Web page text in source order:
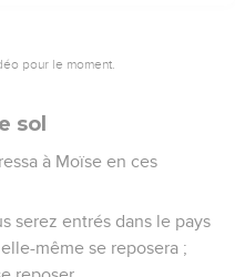
villes ne pourront pas être
de toi.
ne recevra de sa part ni